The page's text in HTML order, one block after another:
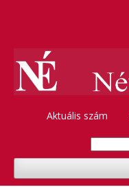
Aktuális szám